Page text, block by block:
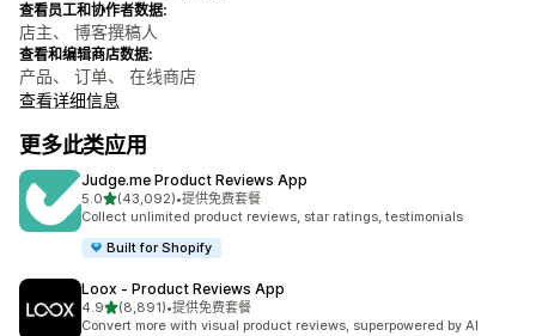
查看员工和协作者数据:
店主、 博客撰稿人
查看和编辑商店数据:
产品、 订单、 在线商店
查看详细信息
更多此类应用
Judge.me Product Reviews App
5.0星（满分 5 星）
(43,092)
总共 43092 条评论
•提供免费套餐
Collect unlimited product reviews, star ratings, testimonials
Built for Shopify
Loox ‑ Product Reviews App
4.9星（满分 5 星）
(8,891)
总共 8891 条评论
•提供免费套餐
Convert more with visual product reviews, superpowered by AI